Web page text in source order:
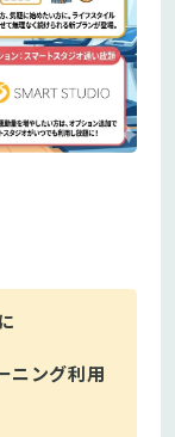
に
ニング利用